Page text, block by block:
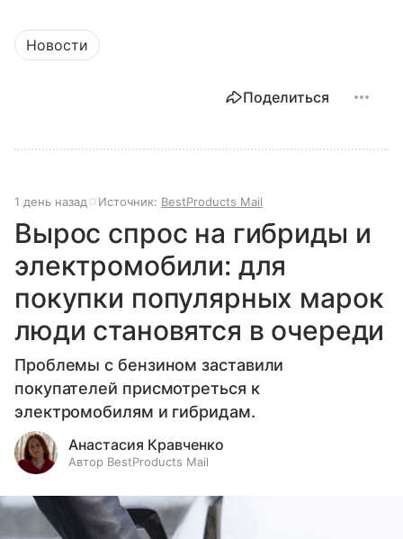
Новости
Поделиться
1 день назад Источник: BestProducts Mail
Вырос спрос на гибриды и
электромобили: для
покупки популярных марок
люди становятся в очереди
Проблемы с бензином заставили
покупателей присмотреться к
электромобилям и гибридам.
Анастасия Кравченко
Автор BestProducts Mail